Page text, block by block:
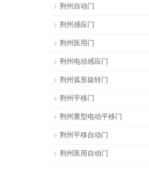
荆州自动门
荆州感应门
荆州医用门
荆州电动感应门
荆州弧形旋转门
荆州平移门
荆州重型电动平移门
荆州平移自动门
荆州医用自动门